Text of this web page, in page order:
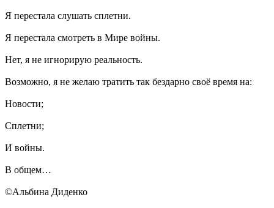
Я перестала слушать сплетни.
Я перестала смотреть в Мире войны.
Нет, я не игнорирую реальность.
Возможно, я не желаю тратить так бездарно своё время на:
Новости;
Сплетни;
И войны.
В общем…
©Альбина Диденко